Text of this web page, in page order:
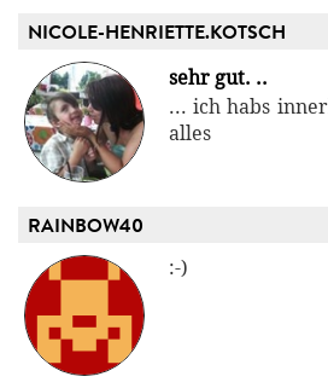
NICOLE-HENRIETTE.KOTSCH
sehr gut. ..
... ich habs
alles
RAINBOW40
:-)